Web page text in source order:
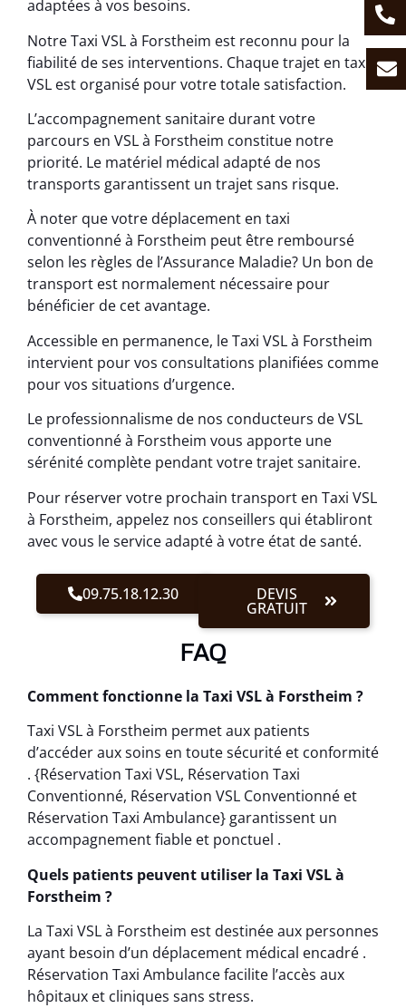
adaptées à vos besoins.
Notre Taxi VSL à Forstheim est reconnu pour la
fiabilité de ses interventions. Chaque trajet en taxi
VSL est organisé pour votre totale satisfaction.
L’accompagnement sanitaire durant votre
parcours en VSL à Forstheim constitue notre
priorité. Le matériel médical adapté de nos
transports garantissent un trajet sans risque.
À noter que votre déplacement en taxi
conventionné à Forstheim peut être remboursé
selon les règles de l’Assurance Maladie? Un bon de
transport est normalement nécessaire pour
bénéficier de cet avantage.
Accessible en permanence, le Taxi VSL à Forstheim
intervient pour vos consultations planifiées comme
pour vos situations d’urgence.
Le professionnalisme de nos conducteurs de VSL
conventionné à Forstheim vous apporte une
sérénité complète pendant votre trajet sanitaire.
Pour réserver votre prochain transport en Taxi VSL
à Forstheim, appelez nos conseillers qui établiront
avec vous le service adapté à votre état de santé.
09.75.18.12.30 DEVIS
GRATUIT
FAQ
Comment fonctionne la Taxi VSL à Forstheim ?
Taxi VSL à Forstheim permet aux patients
d’accéder aux soins en toute sécurité et conformité
. {Réservation Taxi VSL, Réservation Taxi
Conventionné, Réservation VSL Conventionné et
Réservation Taxi Ambulance} garantissent un
accompagnement fiable et ponctuel .
Quels patients peuvent utiliser la Taxi VSL à
Forstheim ?
La Taxi VSL à Forstheim est destinée aux personnes
ayant besoin d’un déplacement médical encadré .
Réservation Taxi Ambulance facilite l’accès aux
hôpitaux et cliniques sans stress.